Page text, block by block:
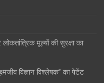
मूल्यों की सुरक्षा का
विज्ञान विश्लेषक” का पेटेंट